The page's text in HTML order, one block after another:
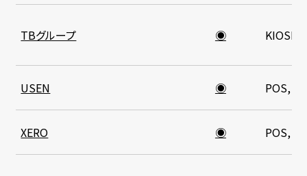
TBグループ ◉ KIOSK
USEN ◉ POS,
XERO ◉ POS,